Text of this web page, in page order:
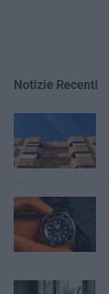
Notizie Recenti